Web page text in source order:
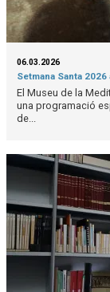
06.03.2026
Setmana Santa
El Museu de la
una programació
de...